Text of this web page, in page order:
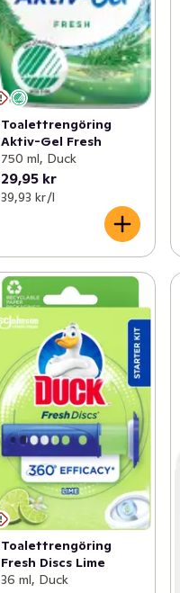
Toalettrengöring
Aktiv-Gel Fresh
750 ml, Duck
29,95 kr
39,93 kr /l
Toalettrengöring
Fresh Discs Lime
36 ml, Duck